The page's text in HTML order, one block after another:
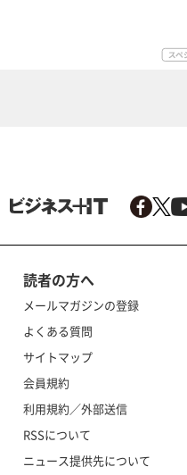
読者の方へ
メールマガジンの登録
よくある質問
サイトマップ
会員規約
利用規約／外部送信
RSSについて
ニュース提供先について